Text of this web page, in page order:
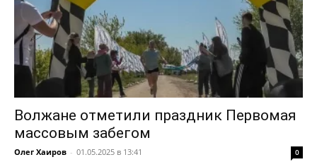
Волжане отметили праздник Первомая
массовым забегом
Олег Хаиров - 01.05.2025 в 13:41 0